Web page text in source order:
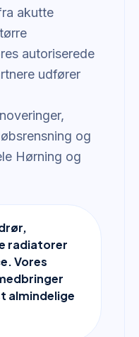
akutte
autoriserede
udfører
og
Hørning og
radiatorer
Vores
almindelige